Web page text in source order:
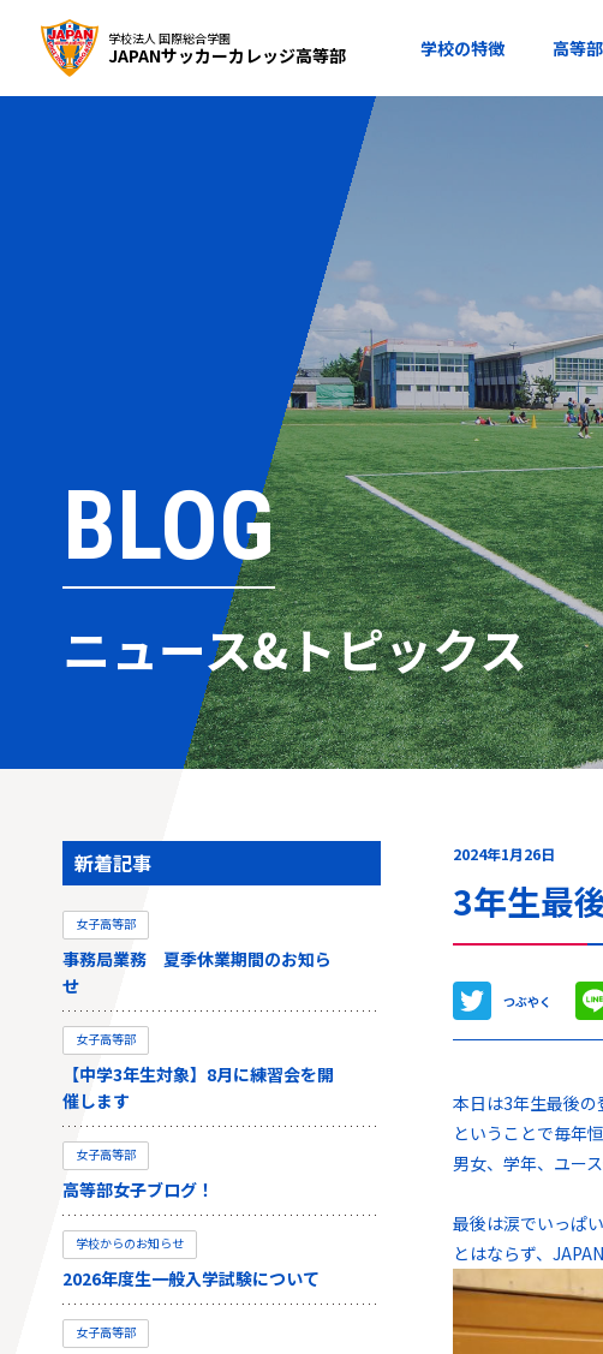
学校法人 国際総合学園
JAPANサッカーカレッジ高等部 学校の特徴 高等
BLOG
ニュース&トピックス
2024年1月26日
3年生最
つぶやく
本日は3年生最後
ということで毎年
男女、学年、ユー
最後は涙でいっぱ
とはならず、
新着記事
女子高等部
事務局業務 夏季休業期間のお知ら
せ
女子高等部
【中学3年生対象】8月に練習会を開
催します
女子高等部
高等部女子ブログ！
学校からのお知らせ
2026年度生一般入学試験について
女子高等部